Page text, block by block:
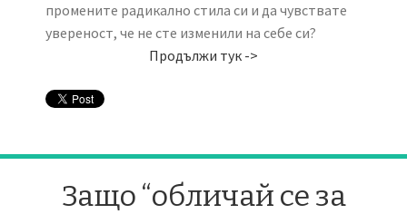
промените радикално стила си и да чувствате
увереност, че не сте изменили на себе си?
Продължи тук ->
Защо “обличай се за